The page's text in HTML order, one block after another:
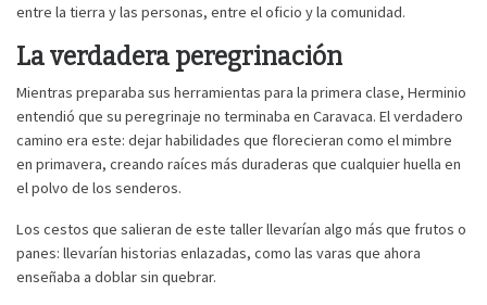
entre la tierra y las personas, entre el oficio y la comunidad.
La verdadera peregrinación
Mientras preparaba sus herramientas para la primera clase, Herminio
entendió que su peregrinaje no terminaba en Caravaca. El verdadero
camino era este: dejar habilidades que florecieran como el mimbre
en primavera, creando raíces más duraderas que cualquier huella en
el polvo de los senderos.
Los cestos que salieran de este taller llevarían algo más que frutos o
panes: llevarían historias enlazadas, como las varas que ahora
enseñaba a doblar sin quebrar.